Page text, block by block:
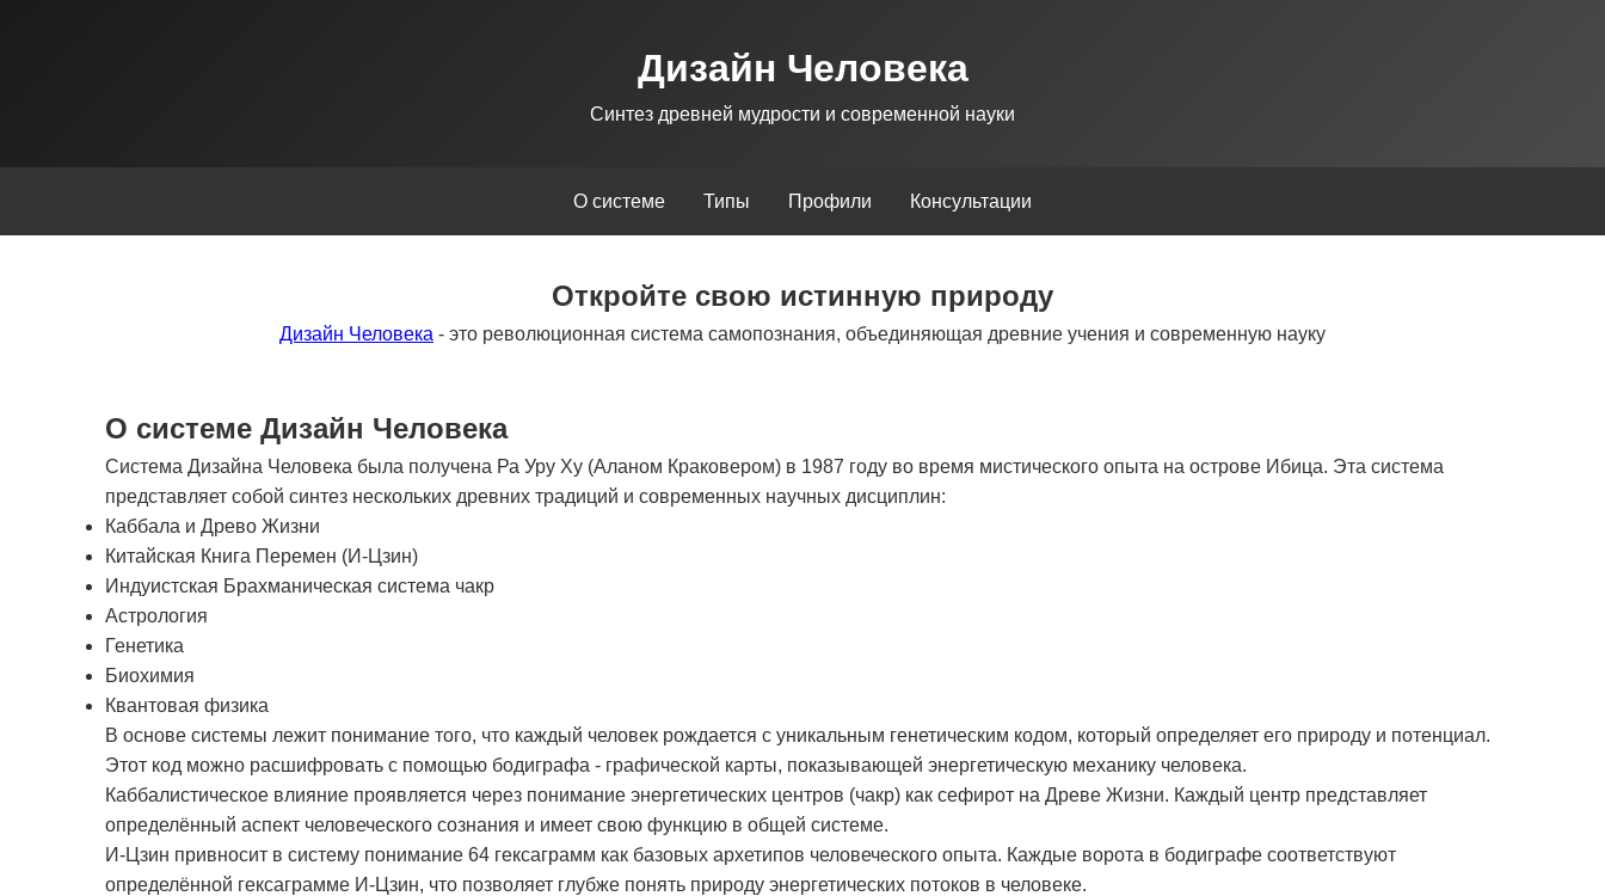
Дизайн Человека
Синтез древней мудрости и современной науки
О системе Типы Профили Консультации
Откройте свою истинную природу
Дизайн Человека - это революционная система самопознания, объединяющая древние учения и современную науку
О системе Дизайн Человека
Система Дизайна Человека была получена Ра Уру Ху (Аланом Краковером) в 1987 году во время мистического опыта на острове Ибица. Эта система
представляет собой синтез нескольких древних традиций и современных научных дисциплин:
Каббала и Древо Жизни
Китайская Книга Перемен (И-Цзин)
Индуистская Брахманическая система чакр
Астрология
Генетика
Биохимия
Квантовая физика
В основе системы лежит понимание того, что каждый человек рождается с уникальным генетическим кодом, который определяет его природу и потенциал.
Этот код можно расшифровать с помощью бодиграфа - графической карты, показывающей энергетическую механику человека.
Каббалистическое влияние проявляется через понимание энергетических центров (чакр) как сефирот на Древе Жизни. Каждый центр представляет
определённый аспект человеческого сознания и имеет свою функцию в общей системе.
И-Цзин привносит в систему понимание 64 гексаграмм как базовых архетипов человеческого опыта. Каждые ворота в бодиграфе соответствуют
определённой гексаграмме И-Цзин, что позволяет глубже понять природу энергетических потоков в человеке.